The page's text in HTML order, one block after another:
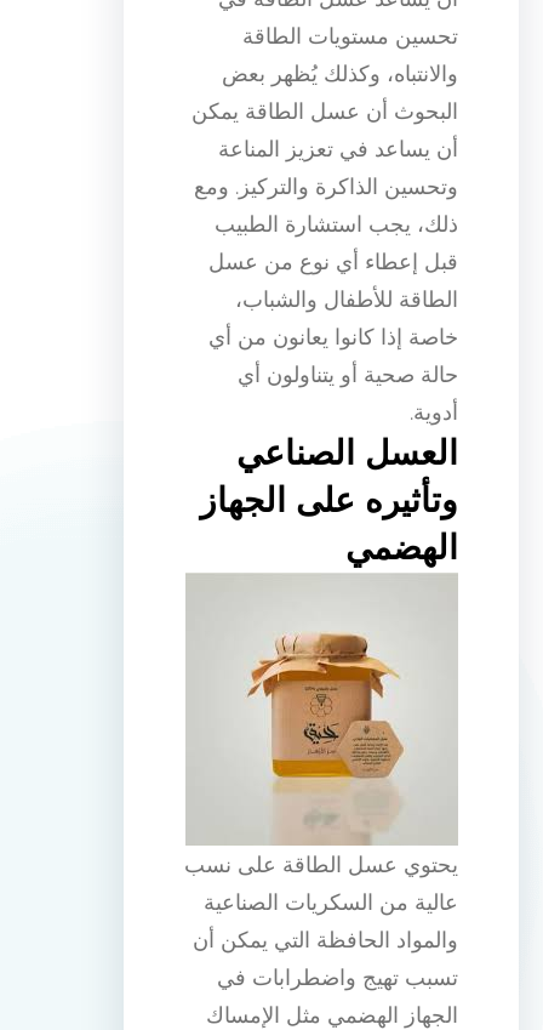
تحسين مستويات الطاقة
والانتباه، وكذلك يُظهر بعض
البحوث أن عسل الطاقة يمكن
أن يساعد في تعزيز المناعة
وتحسين الذاكرة والتركيز. ومع
ذلك، يجب استشارة الطبيب
قبل إعطاء أي نوع من عسل
الطاقة للأطفال والشباب،
خاصة إذا كانوا يعانون من أي
حالة صحية أو يتناولون أي
أدوية.
العسل الصناعي
وتأثيره على الجهاز
الهضمي
يحتوي عسل الطاقة على نسب
عالية من السكريات الصناعية
والمواد الحافظة التي يمكن أن
تسبب تهيج واضطرابات في
الجهاز الهضمي مثل الإمساك